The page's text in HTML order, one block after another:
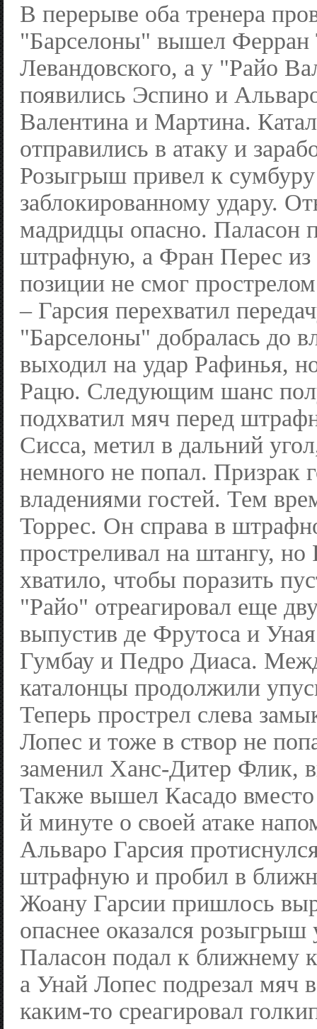
В перерыве оба тренера
"Барселоны" вышел Ферран
Левандовского, а у "Райо
появились Эспино и
Валентина и Мартина.
отправились в атаку и
Розыгрыш привел к
заблокированному удару.
мадридцы опасно. Паласон
штрафную, а Фран Перес из
позиции не смог
– Гарсия перехватил
"Барселоны" добралась до
выходил на удар Рафинья,
Рацю. Следующим шанс
подхватил мяч перед
Сисса, метил в дальний
немного не попал. Призрак
владениями гостей. Тем
Торрес. Он справа в
простреливал на штангу,
хватило, чтобы поразить
"Райо" отреагировал еще
выпустив де Фрутоса и
Гумбау и Педро Диаса.
каталонцы продолжили
Теперь прострел слева
Лопес и тоже в створ не
заменил Ханс-Дитер Флик,
Также вышел Касадо
й минуте о своей атаке
Альваро Гарсия
штрафную и пробил в
Жоану Гарсии пришлось
опаснее оказался розыгрыш
Паласон подал к ближнему
а Унай Лопес подрезал мяч
каким-то среагировал